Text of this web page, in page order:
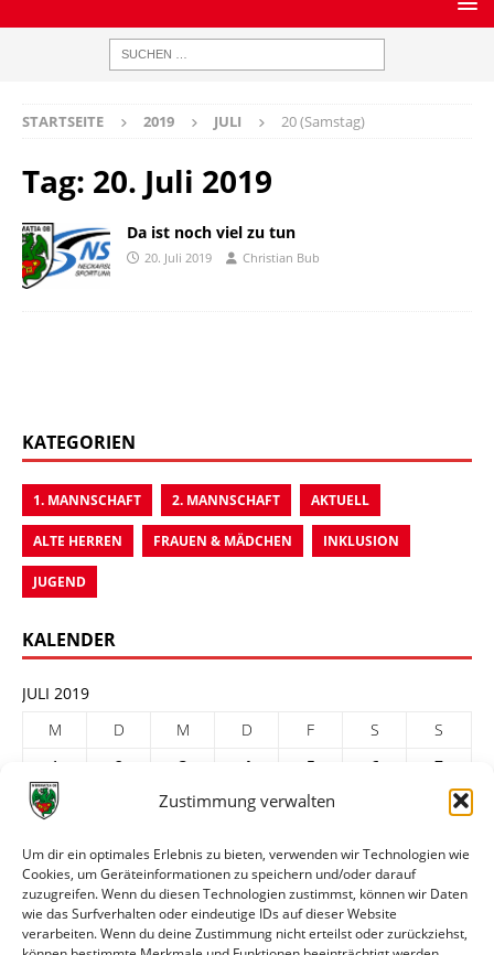
Zustimmung verwalten
Um dir ein optimales Erlebnis zu bieten, verwenden wir Technologien wie
Cookies, um Geräteinformationen zu speichern und/oder darauf
zuzugreifen. Wenn du diesen Technologien zustimmst, können wir Daten
wie das Surfverhalten oder eindeutige IDs auf dieser Website
verarbeiten. Wenn du deine Zustimmung nicht erteilst oder zurückziehst,
STARTSEITE 2019 JULI 20 (Samstag)
Tag: 20. Juli 2019
Da ist noch viel zu tun
20. Juli 2019 Christian Bub
KATEGORIEN
1. MANNSCHAFT 2. MANNSCHAFT AKTUELL
ALTE HERREN FRAUEN & MÄDCHEN INKLUSION
JUGEND
KALENDER
JULI 2019
M
D M D F S
S
1
2 3 4 5 6
7
8
10 11 12
22
23 24 25 26 27
29
30
31
« Juni
Aug. »